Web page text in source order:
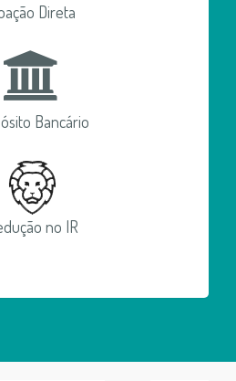
Direta
Bancário
no IR